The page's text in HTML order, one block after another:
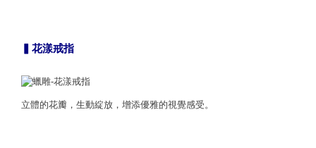
▍花漾戒指
立體的花瓣，生動綻放，增添優雅的視覺感受。